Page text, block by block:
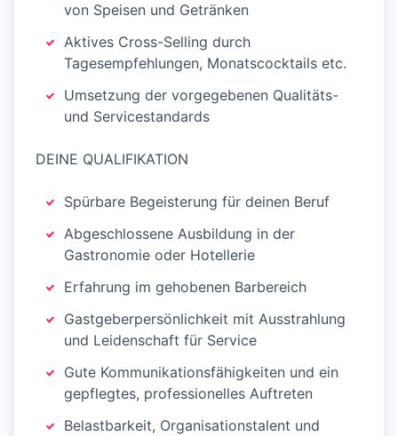
von Speisen und Getränken
Aktives Cross-Selling durch
Tagesempfehlungen, Monatscocktails etc.
Umsetzung der vorgegebenen Qualitäts-
und Servicestandards
DEINE QUALIFIKATION
Spürbare Begeisterung für deinen Beruf
Abgeschlossene Ausbildung in der
Gastronomie oder Hotellerie
Erfahrung im gehobenen Barbereich
Gastgeberpersönlichkeit mit Ausstrahlung
und Leidenschaft für Service
Gute Kommunikationsfähigkeiten und ein
gepflegtes, professionelles Auftreten
Belastbarkeit, Organisationstalent und